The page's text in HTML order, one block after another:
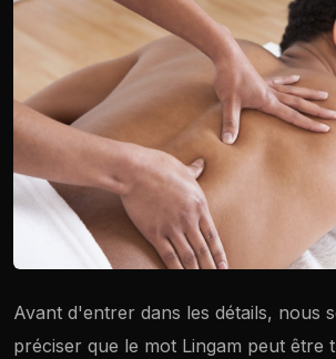
eróticos?
Avant d'entrer dans les détails, nous
préciser que le mot Lingam peut être